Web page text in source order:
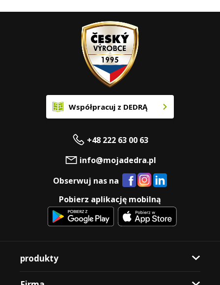
Współpracuj z DEDRĄ
+48 222 63 00 63
info@mojadedra.pl
Obserwuj nas na
Pobierz aplikację mobilną
produkty